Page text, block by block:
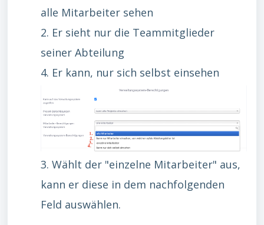
alle Mitarbeiter sehen
2. Er sieht nur die Teammitglieder
seiner Abteilung
4. Er kann, nur sich selbst einsehen
3. Wählt der "einzelne Mitarbeiter" aus,
kann er diese in dem nachfolgenden
Feld auswählen.